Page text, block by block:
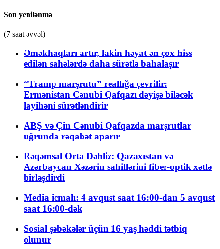
Son yenilənmə
(7 saat əvvəl)
Əməkhaqları artır, lakin həyat ən çox hiss
edilən sahələrdə daha sürətlə bahalaşır
“Tramp marşrutu” reallığa çevrilir:
Ermənistan Cənubi Qafqazı dəyişə biləcək
layihəni sürətləndirir
ABŞ və Çin Cənubi Qafqazda marşrutlar
uğrunda rəqabət aparır
Rəqəmsal Orta Dəhliz: Qazaxıstan və
Azərbaycan Xəzərin sahillərini fiber-optik xətlə
birləşdirdi
Media icmalı: 4 avqust saat 16:00-dan 5 avqust
saat 16:00-dək
Sosial şəbəkələr üçün 16 yaş həddi tətbiq
olunur